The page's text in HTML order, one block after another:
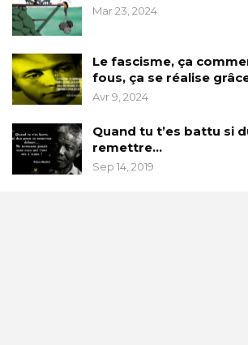
Mar 23, 2024
Le fascisme, ça
fous, ça se réalise
Avr 9, 2024
Quand tu t’es battu si
remettre…
Sep 14, 2019